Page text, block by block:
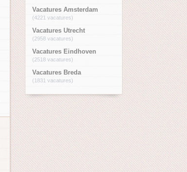
Vacatures Amsterdam
(4221 vacatures)
Vacatures Utrecht
(2958 vacatures)
Vacatures Eindhoven
(2518 vacatures)
Vacatures Breda
(1831 vacatures)